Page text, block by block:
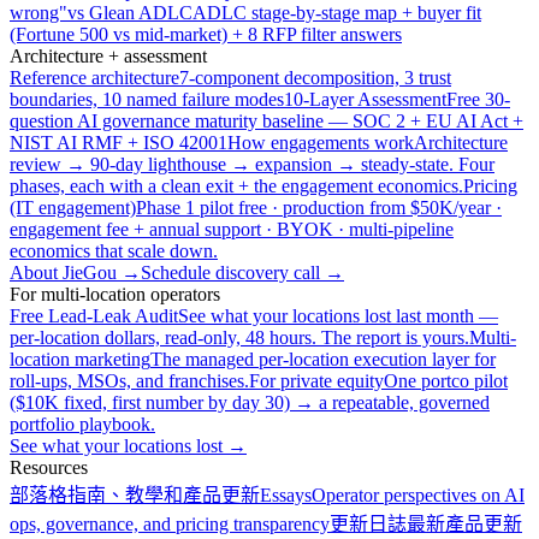
wrong"vs Glean ADLCADLC stage-by-stage map + buyer fit
(Fortune 500 vs mid-market) + 8 RFP filter answers
Architecture + assessment
Reference architecture7-component decomposition, 3 trust
boundaries, 10 named failure modes10-Layer AssessmentFree 30-
question AI governance maturity baseline — SOC 2 + EU AI Act +
NIST AI RMF + ISO 42001How engagements workArchitecture
review → 90-day lighthouse → expansion → steady-state. Four
phases, each with a clean exit + the engagement economics.Pricing
(IT engagement)Phase 1 pilot free · production from $50K/year ·
engagement fee + annual support · BYOK · multi-pipeline
economics that scale down.
About JieGou → Schedule discovery call →
For multi-location operators
Free Lead-Leak AuditSee what your locations lost last month —
per-location dollars, read-only, 48 hours. The report is yours.Multi-
location marketingThe managed per-location execution layer for
roll-ups, MSOs, and franchises.For private equityOne portco pilot
($10K fixed, first number by day 30) → a repeatable, governed
portfolio playbook.
See what your locations lost →
Resources
部落格指南、教學和產品更新EssaysOperator perspectives on AI
ops, governance, and pricing transparency更新日誌最新產品更新